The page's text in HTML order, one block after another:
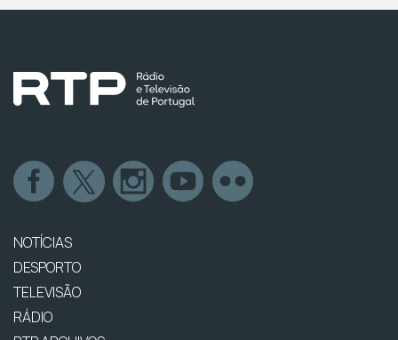
NOTÍCIAS
DESPORTO
TELEVISÃO
RÁDIO